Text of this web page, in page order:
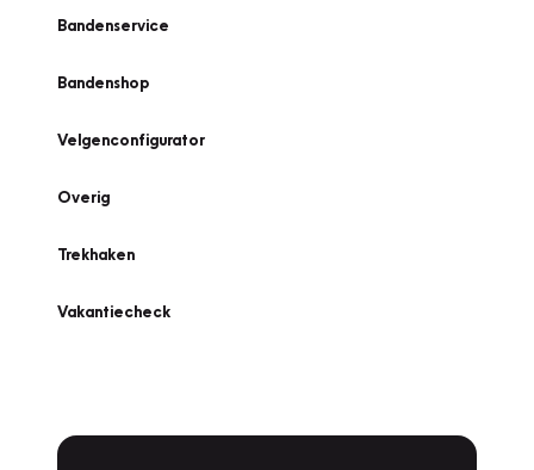
Bandenservice
Bandenshop
Velgenconfigurator
Overig
Trekhaken
Vakantiecheck